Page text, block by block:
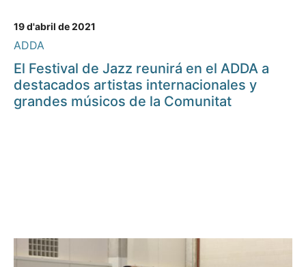
19 d'abril de 2021
ADDA
El Festival de Jazz reunirá en el ADDA a
destacados artistas internacionales y
grandes músicos de la Comunitat